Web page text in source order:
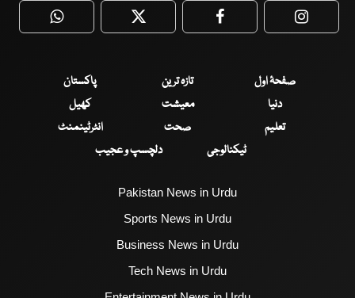
WhatsApp Twitter Facebook
صفحۂ اول تازہ ترین
پاکستان
دنیا
معیشت
کھیل
تعلیم
صحت
انٹرٹینمنٹ
ٹیکنالوجی
دلچسپ و عجیب
Pakistan News in Urdu
Sports News in Urdu
Business News in Urdu
Tech News in Urdu